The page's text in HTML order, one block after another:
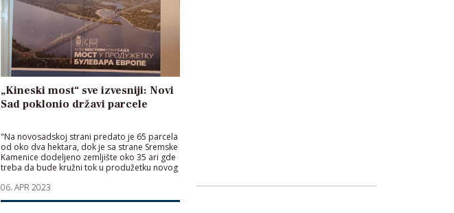
„Kineski most“ sve izvesniji: Novi
Sad poklonio državi parcele
"Na novosadskoj strani predato je 65 parcela
od oko dva hektara, dok je sa strane Sremske
Kamenice dodeljeno zemljište oko 35 ari gde
treba da bude kružni tok u produžetku novog
06. APR 2023